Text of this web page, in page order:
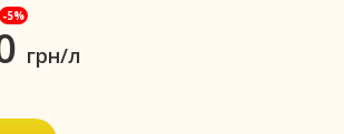
-5%
грн/л